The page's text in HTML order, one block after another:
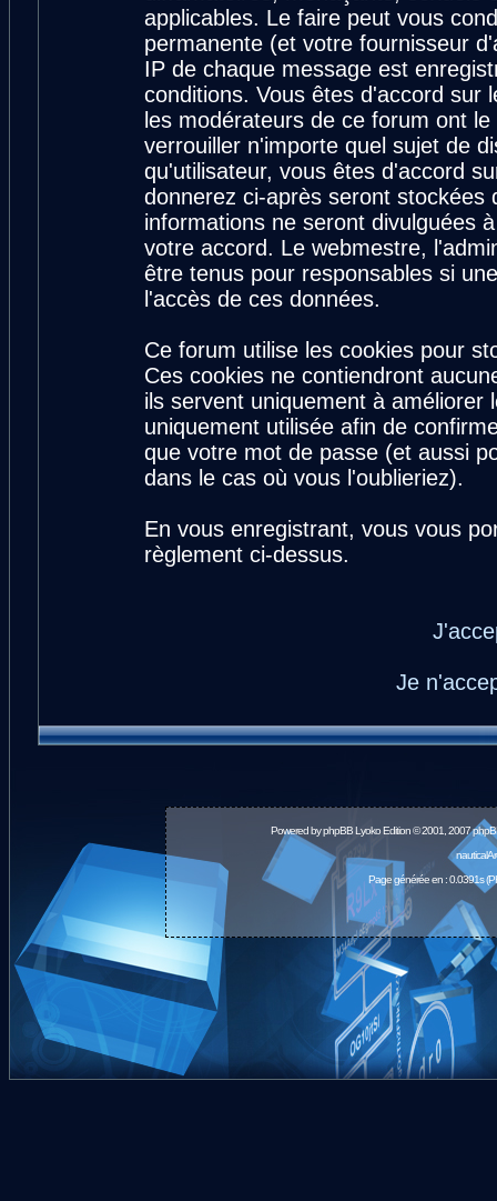
applicables. Le faire peut vous
permanente (et votre fournisseur
IP de chaque message est
conditions. Vous êtes d'accord sur
les modérateurs de ce forum ont
verrouiller n'importe quel sujet de
qu'utilisateur, vous êtes d'accord
donnerez ci-après seront stockées
informations ne seront divulguées
votre accord. Le webmestre,
être tenus pour responsables si
l'accès de ces données.
Ce forum utilise les cookies pour
Ces cookies ne contiendront
ils servent uniquement à
uniquement utilisée afin de
que votre mot de passe (et aussi
dans le cas où vous l'oublieriez).
En vous enregistrant, vous vous
règlement ci-dessus.
Je
Powered byphpBBLyoko Edition © 2001, 2007
Page générée en : 0.0391s